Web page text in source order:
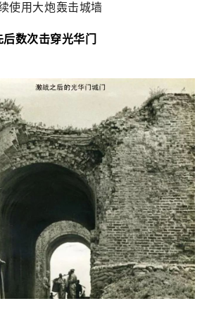
使用大炮轰击城墙
后数次击穿光华门